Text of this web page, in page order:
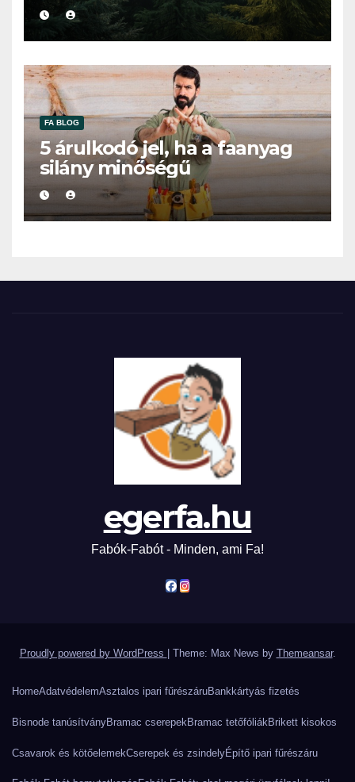
FA BLOG
5 árulkodó jel, ha a faanyag
silány minőségű
egerfa.hu
Fabók-Fabót - Minden, ami Fa!
Proudly powered by WordPress | Theme: Max News by Themeansar.
HomeAdatvédelemAsztalos ipari fűrészáruBankkártyás fizetés
Bisnode tanúsítványBramac cserepek Bramac tetőfóliák Brikett kisokos
Csavarok és kötőelemekCserepek és zsindelyÉpítő ipari fűrészáru